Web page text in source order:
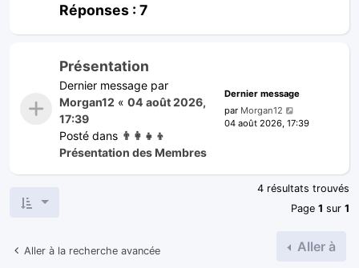
Réponses : 7
Présentation
Dernier message par
Morgan12 « 04 août 2026,
17:39
Posté dans 👨‍👩‍👧‍👦
Présentation des Membres
Dernier message
par Morgan12
04 août 2026, 17:39
4 résultats trouvés
Page 1 sur 1
Aller à la recherche avancée Aller à